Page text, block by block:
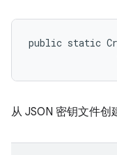
public static
从 JSON 密钥文件创